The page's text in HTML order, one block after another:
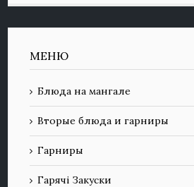
МЕНЮ
Блюда на мангале
Вторые блюда и гарниры
Гарниры
Гарячі Закуски